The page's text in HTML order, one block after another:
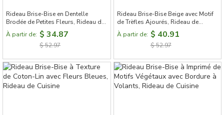
Rideau Brise-Bise en Dentelle
Brodée de Petites Fleurs, Rideau de
Cuisine
À partir de: $ 34.87
$ 52.97
Rideau Brise-Bise Beige avec Motif
de Trèfles Ajourés, Rideau de
Cuisine, Rideau Cuisine Porte
À partir de: $ 40.91
$ 52.97